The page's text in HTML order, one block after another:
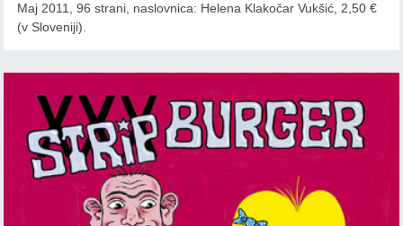
Maj 2011, 96 strani, naslovnica: Helena Klakočar Vukšić, 2,50 €
(v Sloveniji).